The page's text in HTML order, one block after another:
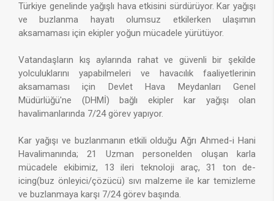
Türkiye genelinde yağışlı hava etkisini sürdürüyor. Kar yağışı
ve buzlanma hayatı olumsuz etkilerken ulaşımın
aksamaması için ekipler yoğun mücadele yürütüyor. ​
Vatandaşların kış aylarında rahat ve güvenli bir şekilde
yolculuklarını yapabilmeleri ve havacılık faaliyetlerinin
aksamaması için Devlet Hava Meydanları Genel
Müdürlüğü'ne (DHMİ) bağlı ekipler kar yağışı olan
havalimanlarında 7/24 görev yapıyor.
Kar yağışı ve buzlanmanın etkili olduğu Ağrı Ahmed-i Hani
Havalimanında; 21 Uzman personelden oluşan karla
mücadele ekibimiz, 13 ileri teknoloji araç, 31 ton de-
icing(buz önleyici/çözücü) sıvı malzeme ile kar temizleme
ve buzlanmaya karşı 7/24 görev başında.​